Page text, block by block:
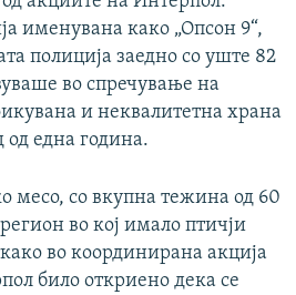
именувана како „Опсон 9“,
полиција заедно со уште 82
во спречување на
и неквалитетна храна
од една година.
месо, со вкупна тежина од 60
во кој имало птичји
во координирана акција
било откриено дека се